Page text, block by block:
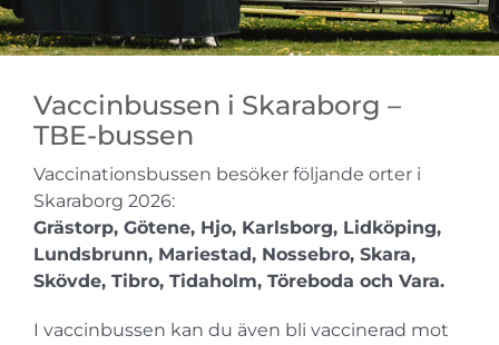
Vaccinbussen i Skaraborg –
TBE-bussen
Vaccinationsbussen besöker följande orter i
Skaraborg 2026:
Grästorp, Götene, Hjo, Karlsborg, Lidköping,
Lundsbrunn, Mariestad, Nossebro, Skara,
Skövde, Tibro, Tidaholm, Töreboda och Vara.
I vaccinbussen kan du även bli vaccinerad mot